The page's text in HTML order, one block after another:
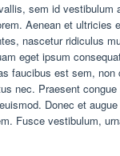
sem id vestibulum
Aenean et ultricies
nascetur ridiculus
eget ipsum
faucibus est sem,
nec. Praesent
Donec et
Fusce vestibulum,